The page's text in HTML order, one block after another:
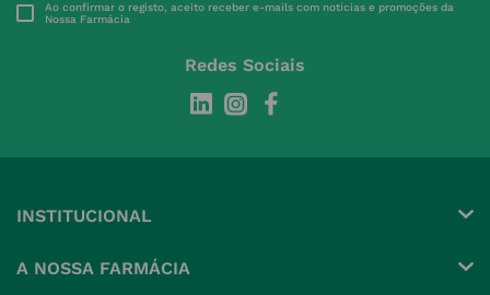
Ao confirmar o registo, aceito receber e-mails com notícias e promoções da
Nossa Farmácia
Redes Sociais
INSTITUCIONAL
A NOSSA FARMÁCIA